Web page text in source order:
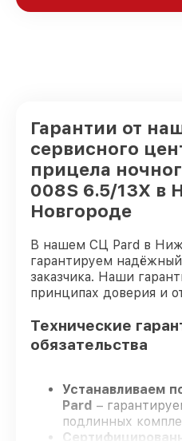
Гарантии от
сервисного
прицела
008S 6.5/13X в
Новгороде
В нашем СЦ Pard в
гарантируем
заказчика. Наши
принципах доверия и
Технические
обязательства
Устанавливаем
Pard –
подлинных